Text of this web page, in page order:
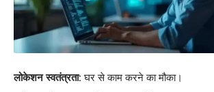
लोकेशन स्वतंत्रता: घर से काम करने का मौका।